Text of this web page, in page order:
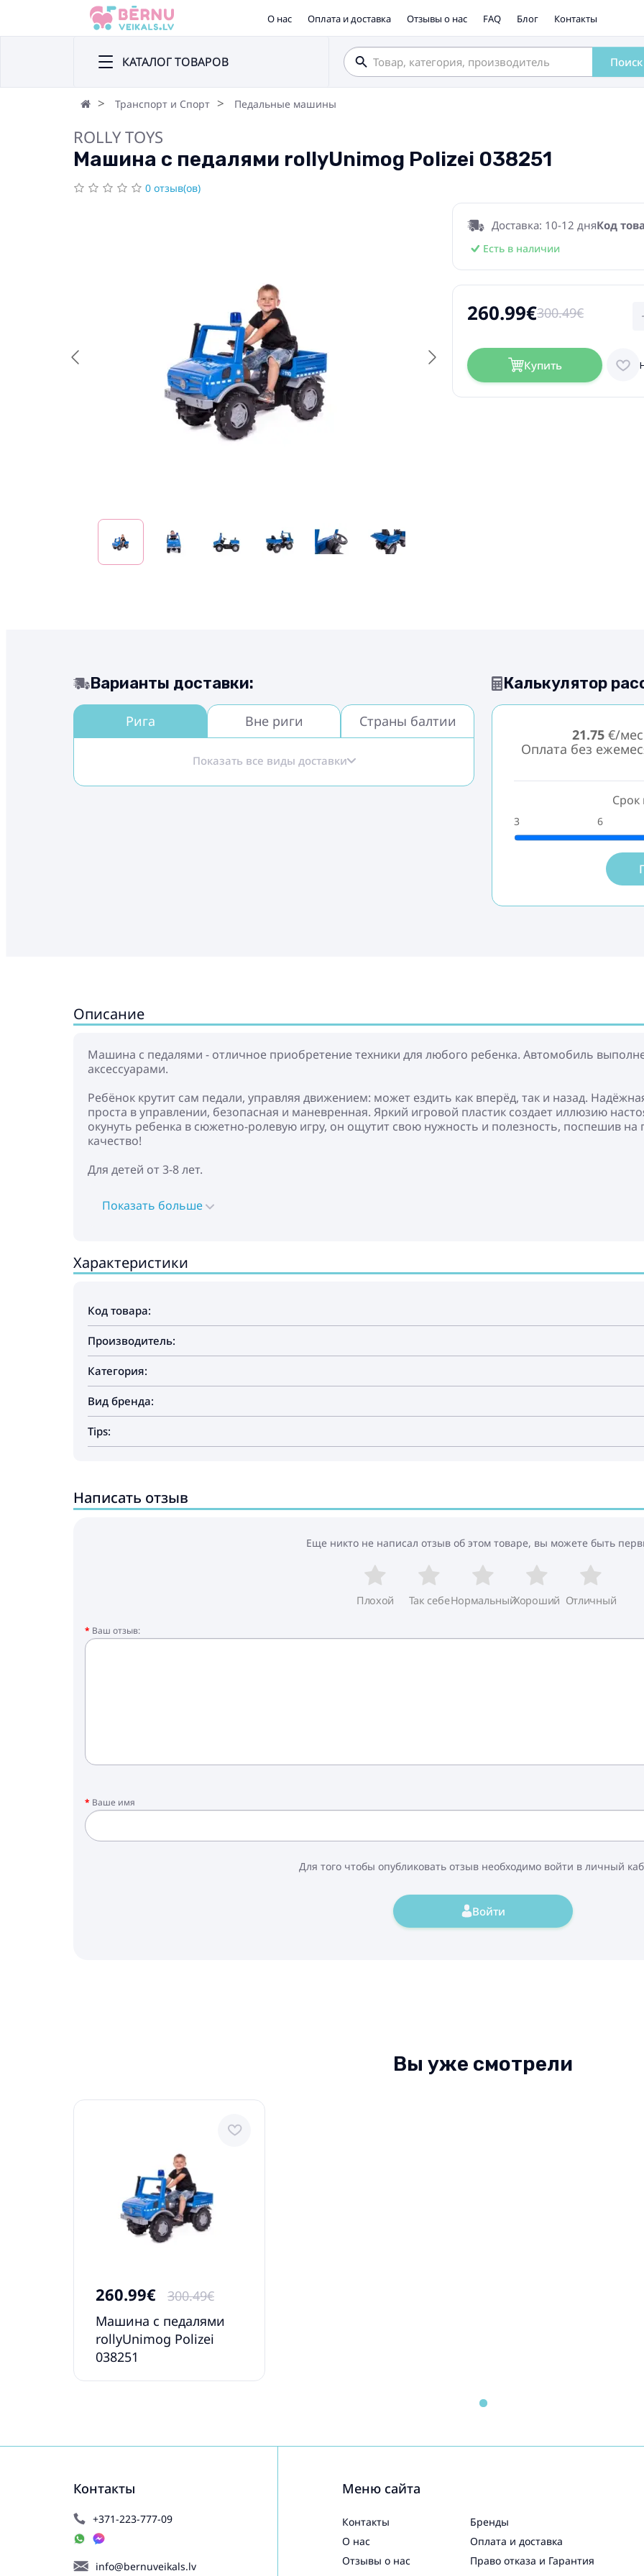
О нас Оплата и доставка Отзывы о нас FAQ Блог Контакты
КАТАЛОГ ТОВАРОВ Поиск
Транспорт и Спорт Педальные машины
ROLLY TOYS
Машина с педалями rollyUnimog Polizei 038251
0 отзыв(ов)
Доставка: 10-12 дняКод
Есть в наличии
260.99€300.49€
Купить
Варианты доставки:
Рига Вне риги Страны балтии
Показать все виды доставки
Калькулятор
21.75€/
Оплата без
Срок
3 6
Описание
Машина с педалями - отличное приобретение техники для любого ребенка. Автомобиль
аксессуарами.
Ребёнок крутит сам педали, управляя движением: может ездить как вперёд, так и назад.
проста в управлении, безопасная и маневренная. Яркий игровой пластик создает иллюзию
окунуть ребенка в сюжетно-ролевую игру, он ощутит свою нужность и полезность, поспешив
качество!
Для детей от 3-8 лет.
Показать больше
Характеристики
Код товара:
Производитель:
Категория:
Вид бренда:
Tips:
Написать отзыв
Еще никто не написал отзыв об этом товаре, вы можете быть
Плохой Так себеНормальныйХороший Отличный
Ваш отзыв:
Ваше имя
Для того чтобы опубликовать отзыв необходимо войти в личный
Войти
Вы уже смотрели
260.99€
300.49€
Машина с педалями
rollyUnimog Polizei
038251
Контакты
+371-223-777-09
info@bernuveikals.lv
Меню сайта
Контакты
О нас
Отзывы о нас
Бренды
Оплата и доставка
Право отказа и Гарантия